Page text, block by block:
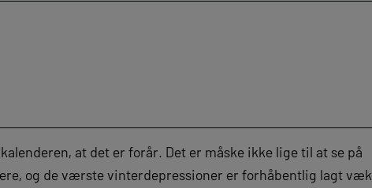
at det er forår. Det er måske ikke lige til at se på
og de værste vinterdepressioner er forhåbentlig lagt væk